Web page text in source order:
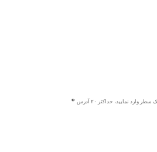
وارد نمایید، حداکثر ۲۰ آدرس